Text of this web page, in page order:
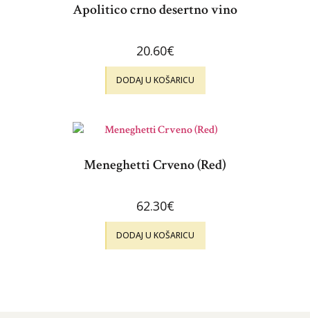
Apolitico crno desertno vino
20.60€
DODAJ U KOŠARICU
Meneghetti Crveno (Red)
62.30€
DODAJ U KOŠARICU